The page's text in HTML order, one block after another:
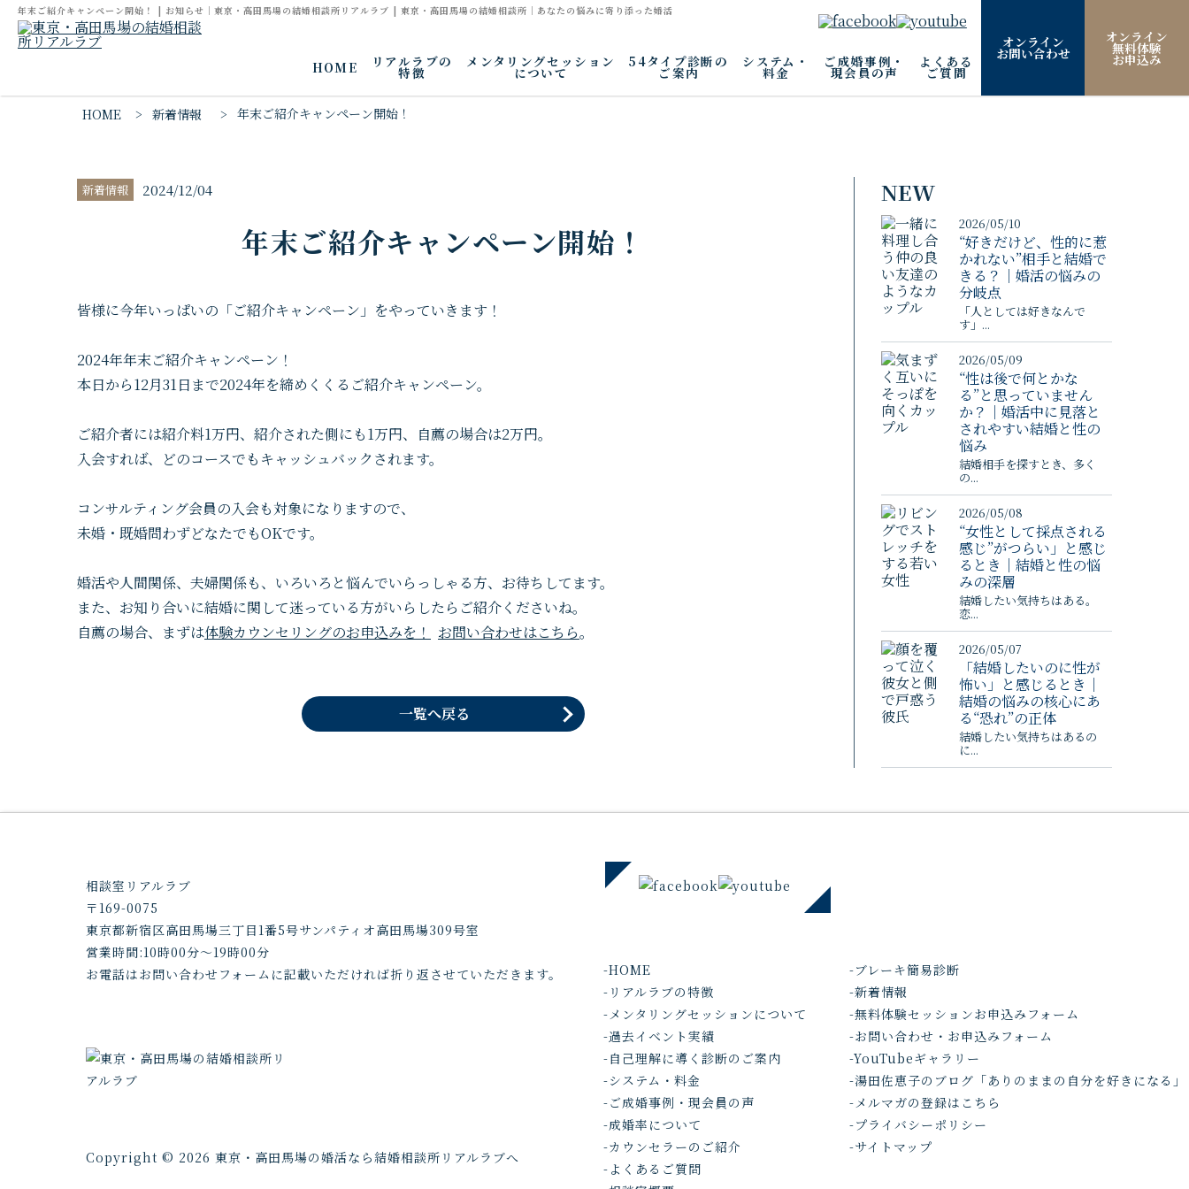
年末ご紹介キャンペーン開始！ | お知らせ｜東京・高田馬場の結婚相談所リアルラブ | 東京・高田馬場の結婚相談所｜あなたの悩みに寄り添った婚活
HOME リアルラブの
特徴
メンタリングセッション
について
54タイプ診断の
ご案内
システム・
料金
ご成婚事例・
現会員の声
よくある
ご質問
オンライン
お問い合わせ
オンライン
無料体験
お申込み
HOME 新着情報 年末ご紹介キャンペーン開始！
新着情報 2024/12/04
年末ご紹介キャンペーン開始！
皆様に今年いっぱいの「ご紹介キャンペーン」をやっていきます！
2024年年末ご紹介キャンペーン！
本日から12月31日まで2024年を締めくくるご紹介キャンペーン。
ご紹介者には紹介料1万円、紹介された側にも1万円、自薦の場合は2万円。
入会すれば、どのコースでもキャッシュバックされます。
コンサルティング会員の入会も対象になりますので、
未婚・既婚問わずどなたでもOKです。
婚活や人間関係、夫婦関係も、いろいろと悩んでいらっしゃる方、お待ちしてます。
また、お知り合いに結婚に関して迷っている方がいらしたらご紹介くださいね。
自薦の場合、まずは体験カウンセリングのお申込みを！ お問い合わせはこちら。
一覧へ戻る
NEW
2026/05/10
“好きだけど、性的に惹
かれない”相手と結婚で
きる？｜婚活の悩みの
分岐点
「人としては好きなんで
す」...
2026/05/09
“性は後で何とかな
る”と思っていません
か？｜婚活中に見落と
されやすい結婚と性の
悩み
結婚相手を探すとき、多く
の...
2026/05/08
“女性として採点される
感じ”がつらい」と感じ
るとき｜結婚と性の悩
みの深層
結婚したい気持ちはある。
恋...
2026/05/07
「結婚したいのに性が
怖い」と感じるとき｜
結婚の悩みの核心にあ
る“恐れ”の正体
結婚したい気持ちはあるの
に...
相談室リアルラブ
〒169-0075
東京都新宿区高田馬場三丁目1番5号サンパティオ高田馬場309号室
営業時間:10時00分～19時00分
お電話はお問い合わせフォームに記載いただければ折り返させていただきます。
Copyright © 2026 東京・高田馬場の婚活なら結婚相談所リアルラブへ
-HOME
-リアルラブの特徴
-メンタリングセッションについて
-過去イベント実績
-自己理解に導く診断のご案内
-システム・料金
-ご成婚事例・現会員の声
-成婚率について
-カウンセラーのご紹介
-よくあるご質問
-ブレーキ簡易診断
-新着情報
-無料体験セッションお申込みフォーム
-お問い合わせ・お申込みフォーム
-YouTubeギャラリー
-湯田佐恵子のブログ「ありのままの自分を好きになる」
-メルマガの登録はこちら
-プライバシーポリシー
-サイトマップ